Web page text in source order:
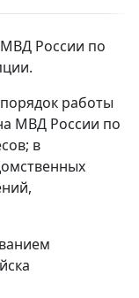
России по
работы
МВД России по
в